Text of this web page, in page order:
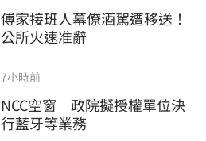
傅家接班人幕僚酒駕遭移送！
公所火速准辭
7小時前
NCC空窗　政院擬授權單位決
行藍牙等業務